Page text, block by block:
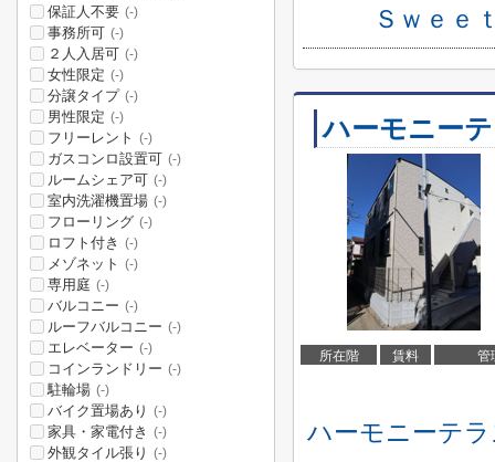
Ｓｗｅｅ
ハーモニー
所在階 賃料 管
ハーモニーテ
保証人不要 (-)
事務所可 (-)
２人入居可 (-)
女性限定 (-)
分譲タイプ (-)
男性限定 (-)
フリーレント (-)
ガスコンロ設置可 (-)
ルームシェア可 (-)
室内洗濯機置場 (-)
フローリング (-)
ロフト付き (-)
メゾネット (-)
専用庭 (-)
バルコニー (-)
ルーフバルコニー (-)
エレベーター (-)
コインランドリー (-)
駐輪場 (-)
バイク置場あり (-)
家具・家電付き (-)
外観タイル張り (-)